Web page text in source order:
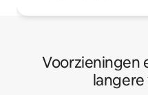
Voorzieningen